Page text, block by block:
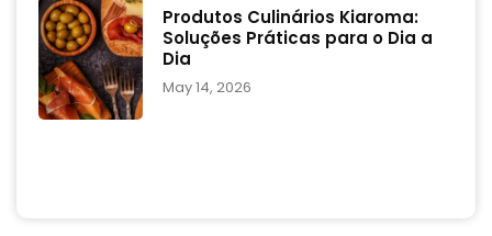
Produtos Culinários Kiaroma:
Soluções Práticas para o Dia a
Dia
May 14, 2026